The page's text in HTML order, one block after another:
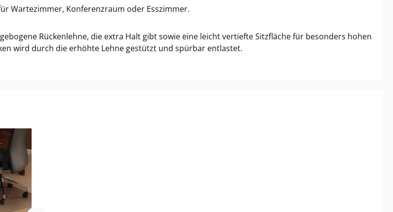
Wartezimmer, Konferenzraum oder Esszimmer.
Rückenlehne, die extra Halt gibt sowie eine leicht vertiefte Sitzfläche für besonders hohen
wird durch die erhöhte Lehne gestützt und spürbar entlastet.